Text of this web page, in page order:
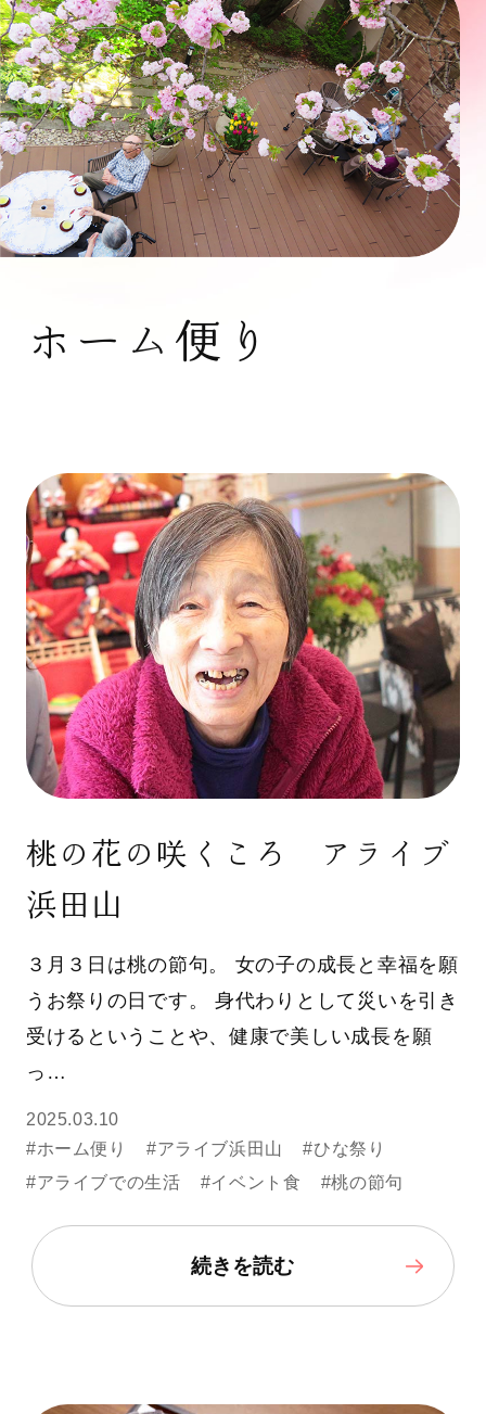
ホーム便り
桃の花の咲くころ アライブ
浜田山
３月３日は桃の節句。 女の子の成長と幸福を願
うお祭りの日です。 身代わりとして災いを引き
受けるということや、健康で美しい成長を願
っ…
2025.03.10
#ホーム便り
#アライブ浜田山
#ひな祭り
#アライブでの生活
#イベント食 #桃の節句
続きを読む